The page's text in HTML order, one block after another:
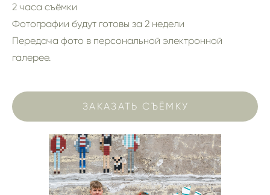
2 часа съёмки
Фотографии будут готовы за 2 недели
Передача фото в персональной электронной
галерее.
ЗАКАЗАТЬ СЪЁМКУ